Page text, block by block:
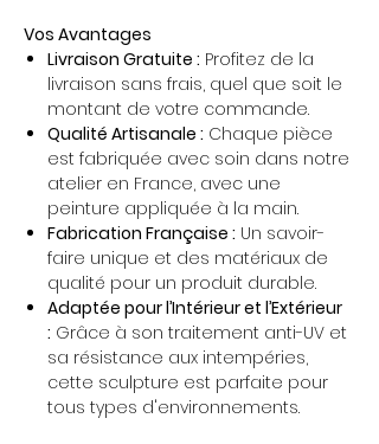
Vos Avantages
Livraison Gratuite : Profitez de la
livraison sans frais, quel que soit le
montant de votre commande.
Qualité Artisanale : Chaque pièce
est fabriquée avec soin dans notre
atelier en France, avec une
peinture appliquée à la main.
Fabrication Française : Un savoir-
faire unique et des matériaux de
qualité pour un produit durable.
Adaptée pour l’Intérieur et l’Extérieur
: Grâce à son traitement anti-UV et
sa résistance aux intempéries,
cette sculpture est parfaite pour
tous types d'environnements.